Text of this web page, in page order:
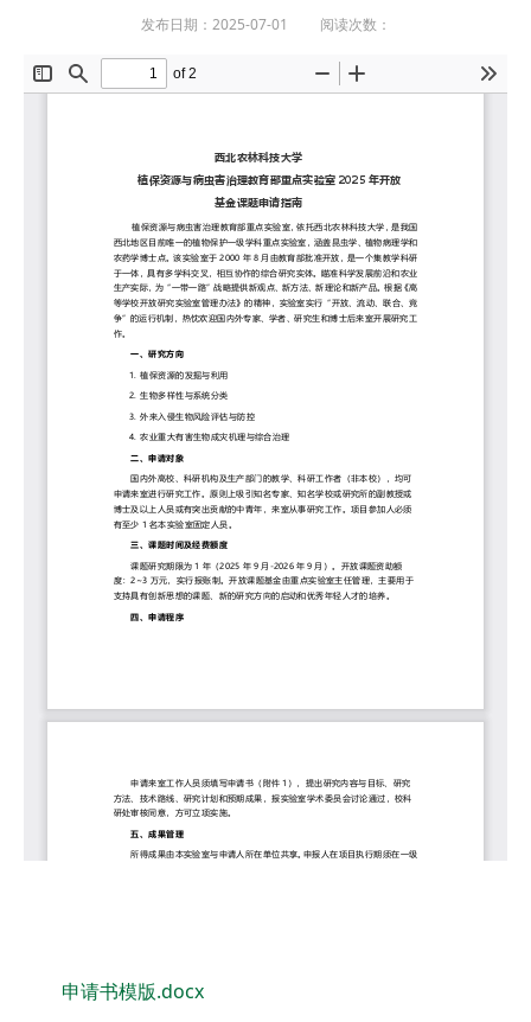
发布日期：2025-07-01 阅读次数：
申请书模版.docx